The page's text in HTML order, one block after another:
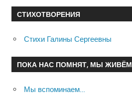
СТИХОТВОРЕНИЯ
Стихи Галины Сергеевны
ПОКА НАС ПОМНЯТ, МЫ ЖИВЁМ
Мы вспоминаем…